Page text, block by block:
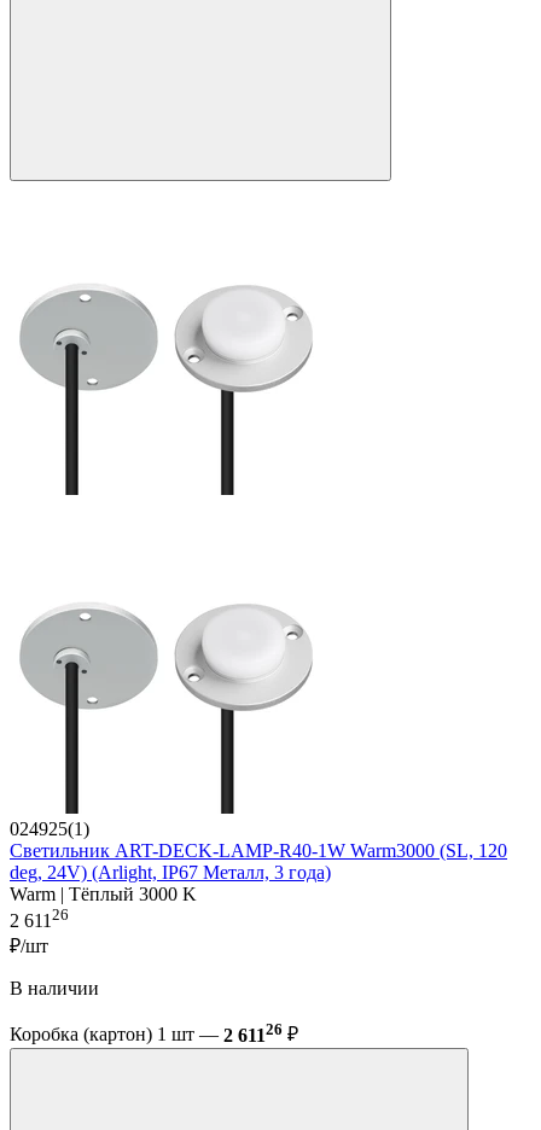
024925(1)
Светильник ART-DECK-LAMP-R40-1W Warm3000 (SL, 120
deg, 24V) (Arlight, IP67 Металл, 3 года)
Warm | Тёплый 3000 K
2 61126
₽/шт
В наличии
Коробка (картон) 1 шт — 2 61126 ₽